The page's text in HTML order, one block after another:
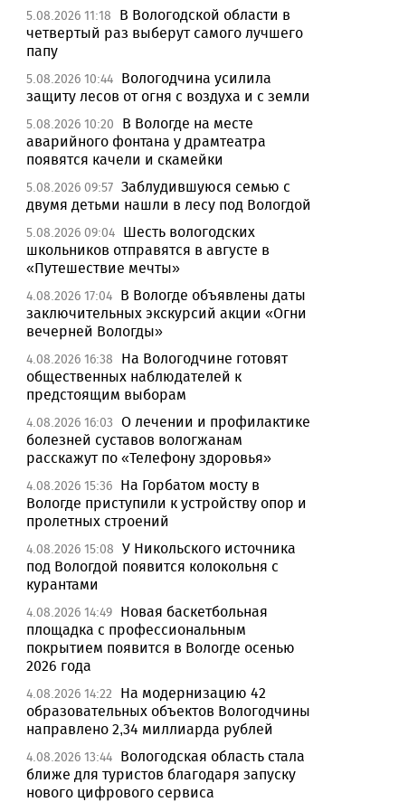
5.08.2026 11:18
В Вологодской области в
четвертый раз выберут самого лучшего
папу
5.08.2026 10:44 Вологодчина усилила
защиту лесов от огня с воздуха и с земли
5.08.2026 10:20
В Вологде на месте
аварийного фонтана у драмтеатра
появятся качели и скамейки
5.08.2026 09:57 Заблудившуюся семью с
двумя детьми нашли в лесу под Вологдой
5.08.2026 09:04 Шесть вологодских
школьников отправятся в августе в
«Путешествие мечты»
4.08.2026 17:04 В Вологде объявлены даты
заключительных экскурсий акции «Огни
вечерней Вологды»
4.08.2026 16:38
На Вологодчине готовят
общественных наблюдателей к
предстоящим выборам
4.08.2026 16:03 О лечении и профилактике
болезней суставов вологжанам
расскажут по «Телефону здоровья»
4.08.2026 15:36 На Горбатом мосту в
Вологде приступили к устройству опор и
пролетных строений
4.08.2026 15:08 У Никольского источника
под Вологдой появится колокольня с
курантами
4.08.2026 14:49 Новая баскетбольная
площадка с профессиональным
покрытием появится в Вологде осенью
2026 года
4.08.2026 14:22
На модернизацию 42
образовательных объектов Вологодчины
направлено 2,34 миллиарда рублей
4.08.2026 13:44 Вологодская область стала
ближе для туристов благодаря запуску
нового цифрового сервиса